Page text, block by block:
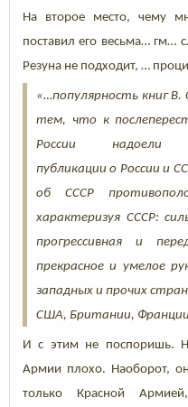
На второе место, чему
поставил его весьма… гм…
Резуна не подходит, …
«…популярность книг
тем, что к
России надоели
публикации о России и
об СССР
характеризуя СССР:
прогрессивная и
прекрасное и умелое
западных и прочих
США, Британии,
И с этим не поспоришь.
Армии плохо. Наоборот,
только Красной